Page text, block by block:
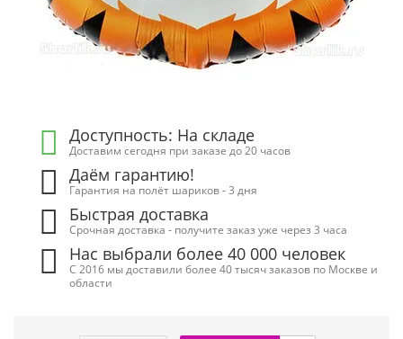
Доступность: На складе
Доставим сегодня при заказе до 20 часов
Даём гарантию!
Гарантия на полёт шариков - 3 дня
Быстрая доставка
Срочная доставка - получите заказ уже через 3 часа
Нас выбрали более 40 000 человек
С 2016 мы доставили более 40 тысяч заказов по Москве и
области